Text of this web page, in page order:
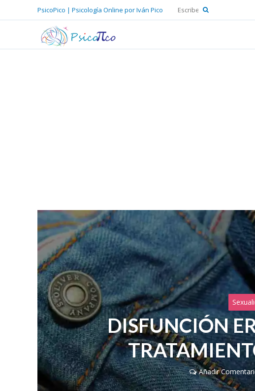
PsicoPico | Psicología Online por Iván Pico
DISFUNCIÓN
Añadir